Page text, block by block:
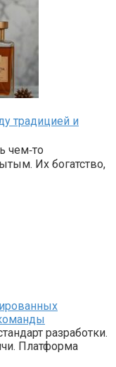
традицией и
чем‑то
Их богатство,
разработки.
Платформа